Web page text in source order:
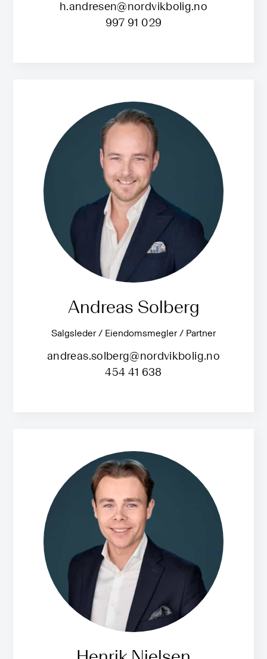
h.andresen@nordvikbolig.no
997 91 029
Andreas Solberg
Salgsleder / Eiendomsmegler / Partner
andreas.solberg@nordvikbolig.no
454 41 638